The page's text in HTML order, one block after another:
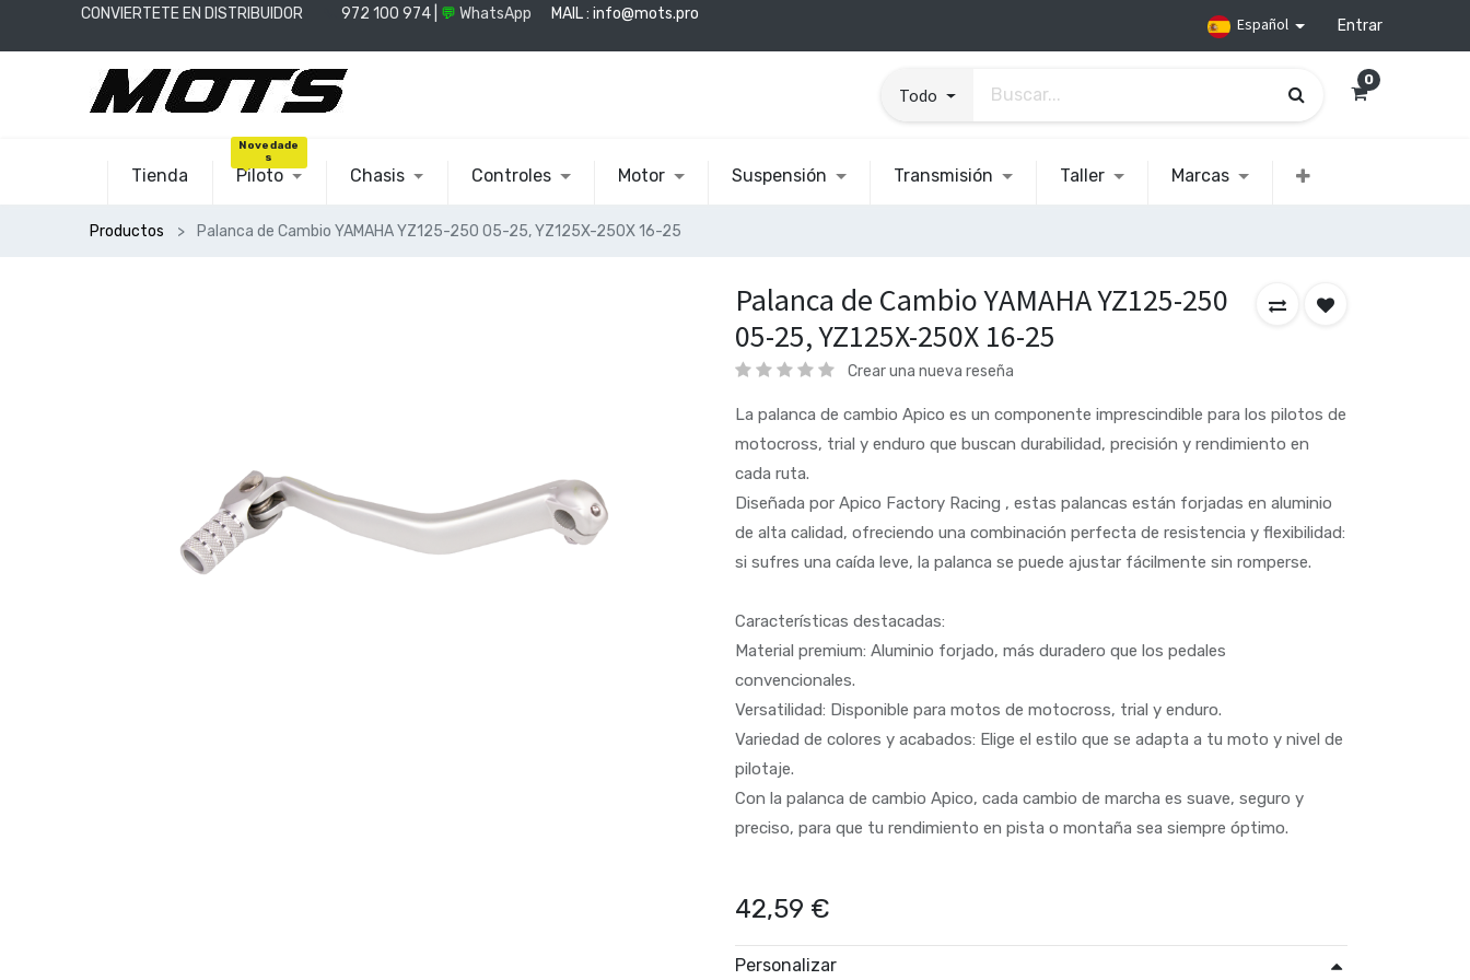
CONVIERTETE EN DISTRIBUIDOR 972 100 974 | 💬 WhatsApp MAIL :info@mots.pro
Español Entrar
Todo
0
Tienda Piloto
Novedade
s
Chasis Controles Motor Suspensión Transmisión Taller Marcas
Productos Palanca de Cambio YAMAHA YZ125-250 05-25, YZ125X-250X 16-25
Palanca de Cambio YAMAHA YZ125-250
05-25, YZ125X-250X 16-25
Crear una nueva reseña
La palanca de cambio Apico es un componente imprescindible para los pilotos de
motocross, trial y enduro que buscan durabilidad, precisión y rendimiento en
cada ruta.
Diseñada por Apico Factory Racing , estas palancas están forjadas en aluminio
de alta calidad, ofreciendo una combinación perfecta de resistencia y flexibilidad:
si sufres una caída leve, la palanca se puede ajustar fácilmente sin romperse.
Características destacadas:
Material premium: Aluminio forjado, más duradero que los pedales
convencionales.
Versatilidad: Disponible para motos de motocross, trial y enduro.
Variedad de colores y acabados: Elige el estilo que se adapta a tu moto y nivel de
pilotaje.
Con la palanca de cambio Apico, cada cambio de marcha es suave, seguro y
preciso, para que tu rendimiento en pista o montaña sea siempre óptimo.
42,59 €
Personalizar